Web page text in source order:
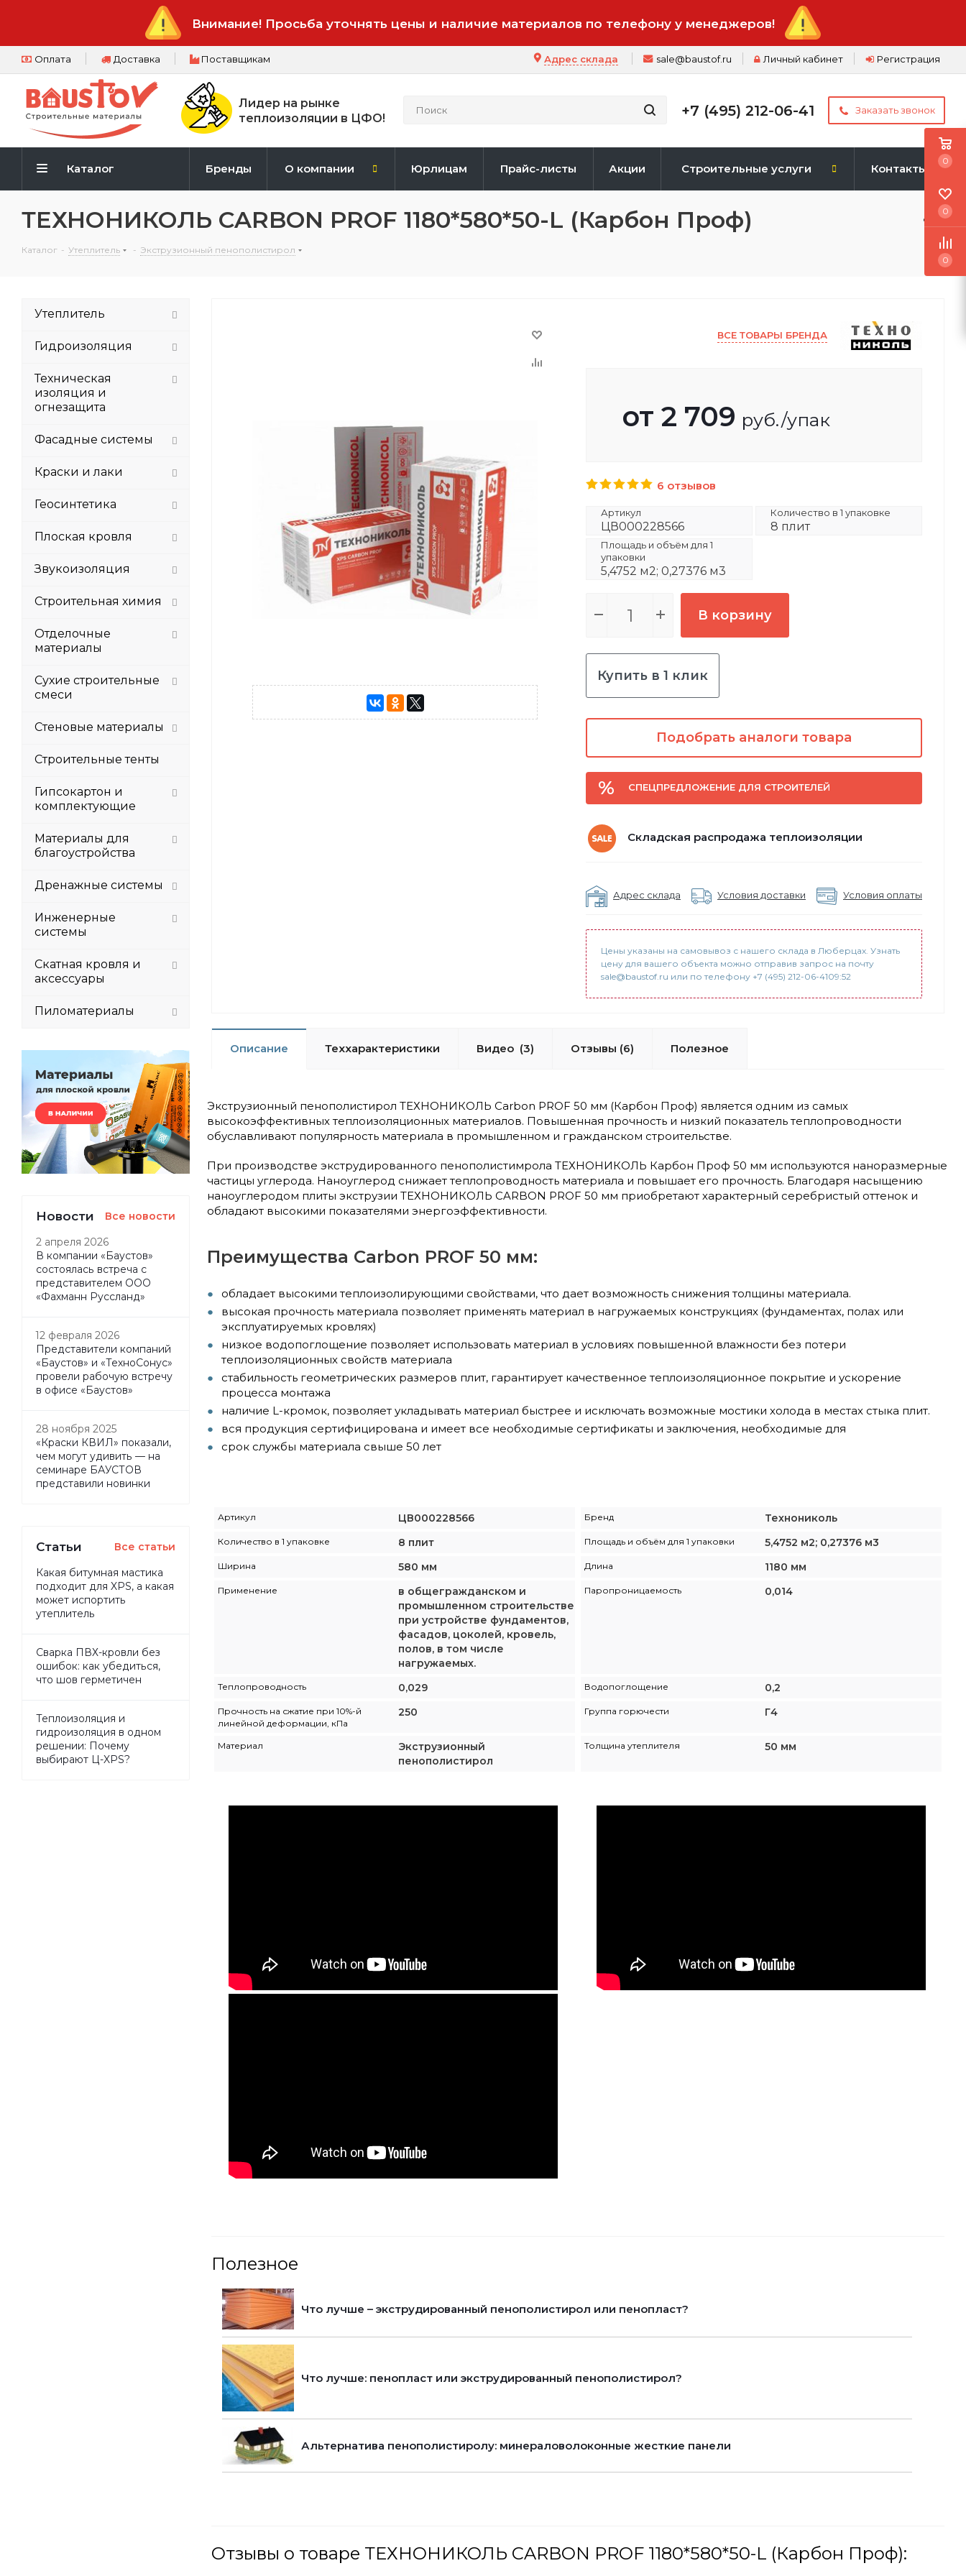
Внимание! Просьба уточнять цены и наличие материалов по телефону у менеджеров!
Оплата Доставка Поставщикам Регистрация
Личный кабинет
sale@baustof.ru
Адрес склада
Лидер на рынке
теплоизоляции в ЦФО!
+7 (495) 212-06-41 Заказать звонок
Каталог Бренды О компании Юрлицам Прайс-листы Акции Строительные услуги Контакты
ТЕХНОНИКОЛЬ CARBON PROF 1180*580*50-L (Карбон Проф)
Каталог - Утеплитель - Экструзионный пенополистирол
ВСЕ ТОВАРЫ БРЕНДА
от 2 709 руб./упак
6 отзывов
Артикул
ЦВ000228566
Количество в 1 упаковке
8 плит
Площадь и объём для 1
упаковки
5,4752 м2; 0,27376 м3
В корзину
Купить в 1 клик
Подобрать аналоги товара
СПЕЦПРЕДЛОЖЕНИЕ ДЛЯ СТРОИТЕЛЕЙ
Складская распродажа теплоизоляции
Адрес склада Условия доставки Условия оплаты
Цены указаны на самовывоз с нашего склада в Люберцах. Узнать
цену для вашего объекта можно отправив запрос на почту
sale@baustof.ru или по телефону +7 (495) 212-06-4109:52
Описание Теххарактеристики Видео (3) Отзывы (6) Полезное
Экструзионный пенополистирол ТЕХНОНИКОЛЬ Carbon PROF 50 мм (Карбон Проф) является одним из самых
высокоэффективных теплоизоляционных материалов. Повышенная прочность и низкий показатель теплопроводности
обуславливают популярность материала в промышленном и гражданском строительстве.
При производстве экструдированного пенополистимрола ТЕХНОНИКОЛЬ Карбон Проф 50 мм используются наноразмерные
частицы углерода. Наноуглерод снижает теплопроводность материала и повышает его прочность. Благодаря насыщению
наноуглеродом плиты экструзии ТЕХНОНИКОЛЬ CARBON PROF 50 мм приобретают характерный серебристый оттенок и
обладают высокими показателями энергоэффективности.
Преимущества Carbon PROF 50 мм:
обладает высокими теплоизолирующими свойствами, что дает возможность снижения толщины материала.
высокая прочность материала позволяет применять материал в нагружаемых конструкциях (фундаментах, полах или
эксплуатируемых кровлях)
низкое водопоглощение позволяет использовать материал в условиях повышенной влажности без потери
теплоизоляционных свойств материала
стабильность геометрических размеров плит, гарантирует качественное теплоизоляционное покрытие и ускорение
процесса монтажа
наличие L-кромок, позволяет укладывать материал быстрее и исключать возможные мостики холода в местах стыка плит.
вся продукция сертифицирована и имеет все необходимые сертификаты и заключения, необходимые для
срок службы материала свыше 50 лет
Артикул ЦВ000228566 Бренд Технониколь
Количество в 1 упаковке 8 плит Площадь и объём для 1 упаковки 5,4752 м2; 0,27376 м3
Ширина 580 мм Длина 1180 мм
Применение
в общегражданском и
промышленном строительстве
при устройстве фундаментов,
фасадов, цоколей, кровель,
полов, в том числе
нагружаемых.
Паропроницаемость 0,014
Теплопроводность 0,029 Водопоглощение 0,2
Прочность на сжатие при 10%-й
линейной деформации, кПа
250 Группа горючести Г4
Материал
Экструзионный
пенополистирол
Толщина утеплителя 50 мм
Полезное
Что лучше – экструдированный пенополистирол или пенопласт?
Что лучше: пенопласт или экструдированный пенополистирол?
Альтернатива пенополистиролу: минераловолоконные жесткие панели
Отзывы о товаре ТЕХНОНИКОЛЬ CARBON PROF 1180*580*50-L (Карбон Проф):
Утеплитель
Гидроизоляция
Техническая
изоляция и
огнезащита
Фасадные системы
Краски и лаки
Геосинтетика
Плоская кровля
Звукоизоляция
Строительная химия
Отделочные
материалы
Сухие строительные
смеси
Стеновые материалы
Строительные тенты
Гипсокартон и
комплектующие
Материалы для
благоустройства
Дренажные системы
Инженерные
системы
Скатная кровля и
аксессуары
Пиломатериалы
Новости Все новости
2 апреля 2026
В компании «Баустов»
состоялась встреча с
представителем ООО
«Фахманн Руссланд»
12 февраля 2026
Представители компаний
«Баустов» и «ТехноСонус»
провели рабочую встречу
в офисе «Баустов»
28 ноября 2025
«Краски КВИЛ» показали,
чем могут удивить — на
семинаре БАУСТОВ
представили новинки
Статьи Все статьи
Какая битумная мастика
подходит для XPS, а какая
может испортить
утеплитель
Сварка ПВХ-кровли без
ошибок: как убедиться,
что шов герметичен
Теплоизоляция и
гидроизоляция в одном
решении: Почему
выбирают Ц-XPS?
0
0
0